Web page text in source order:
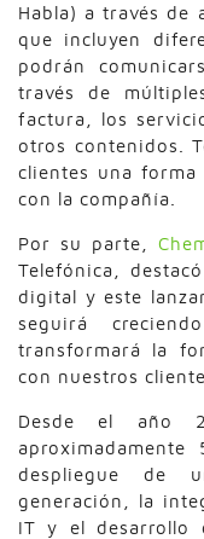
Habla) a través de
que incluyen
podrán
través de
factura, los
otros contenidos.
clientes una
con la compañía.
Por su parte,
Telefónica,
digital y este
seguirá
transformará la
con nuestros
Desde el año
despliegue de
generación, la
IT y el desarrollo